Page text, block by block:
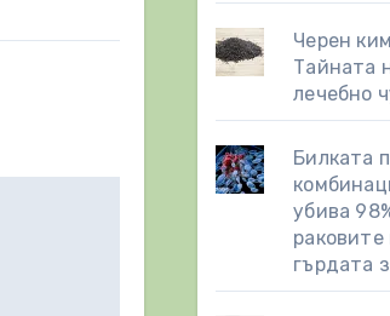
Черен
Тайната
лечебно
Билката
убива
раковите
гърдата